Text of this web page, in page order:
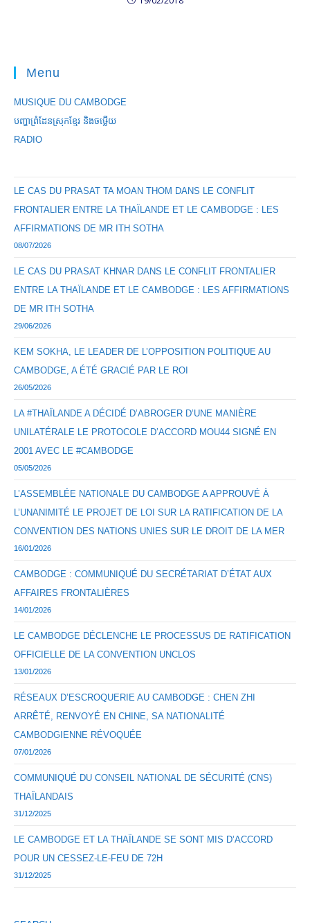
Menu
MUSIQUE DU CAMBODGE
បញ្ហាព្រំដែនស្រុកខ្មែរ និងចឞ្លើយ
RADIO
LE CAS DU PRASAT TA MOAN THOM DANS LE CONFLIT
FRONTALIER ENTRE LA THAÏLANDE ET LE CAMBODGE : LES
AFFIRMATIONS DE MR ITH SOTHA
08/07/2026
LE CAS DU PRASAT KHNAR DANS LE CONFLIT FRONTALIER
ENTRE LA THAÏLANDE ET LE CAMBODGE : LES AFFIRMATIONS
DE MR ITH SOTHA
29/06/2026
KEM SOKHA, LE LEADER DE L’OPPOSITION POLITIQUE AU
CAMBODGE, A ÉTÉ GRACIÉ PAR LE ROI
26/05/2026
LA #THAÏLANDE A DÉCIDÉ D’ABROGER D’UNE MANIÈRE
UNILATÉRALE LE PROTOCOLE D’ACCORD MOU44 SIGNÉ EN
2001 AVEC LE #CAMBODGE
05/05/2026
L’ASSEMBLÉE NATIONALE DU CAMBODGE A APPROUVÉ À
L’UNANIMITÉ LE PROJET DE LOI SUR LA RATIFICATION DE LA
CONVENTION DES NATIONS UNIES SUR LE DROIT DE LA MER
16/01/2026
CAMBODGE : COMMUNIQUÉ DU SECRÉTARIAT D’ÉTAT AUX
AFFAIRES FRONTALIÈRES
14/01/2026
LE CAMBODGE DÉCLENCHE LE PROCESSUS DE RATIFICATION
OFFICIELLE DE LA CONVENTION UNCLOS
13/01/2026
RÉSEAUX D’ESCROQUERIE AU CAMBODGE : CHEN ZHI
ARRÊTÉ, RENVOYÉ EN CHINE, SA NATIONALITÉ
CAMBODGIENNE RÉVOQUÉE
07/01/2026
COMMUNIQUÉ DU CONSEIL NATIONAL DE SÉCURITÉ (CNS)
THAÏLANDAIS
31/12/2025
LE CAMBODGE ET LA THAÏLANDE SE SONT MIS D’ACCORD
POUR UN CESSEZ-LE-FEU DE 72H
31/12/2025